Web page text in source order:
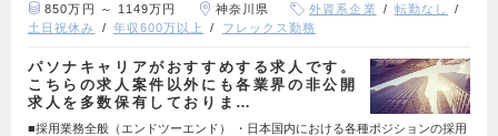
850万円 ～ 1149万円 神奈川県 外資系企業
転勤なし
土日祝休み
年収600万以上 フレックス勤務
パソナキャリアがおすすめする求人です。
こちらの求人案件以外にも各業界の非公開
求人を多数保有しておりま…
■採用業務全般（エンドツーエンド） ・日本国内における各種ポジションの採用